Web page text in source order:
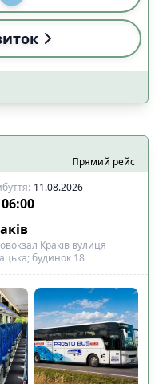
0
Starlink 2
8
Застосувати
Прямий рейс
: 11.08.2026
06:00
Краків вулиця
будинок 18